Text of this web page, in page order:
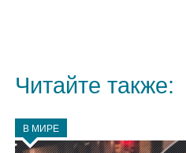
Читайте также:
В МИРЕ